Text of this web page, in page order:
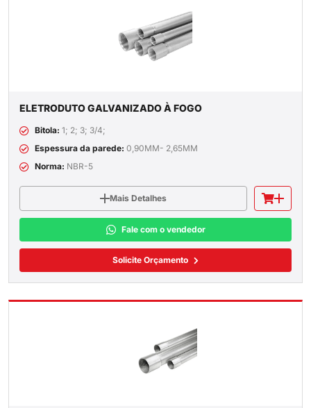
ELETRODUTO GALVANIZADO À FOGO
Bitola: 1; 2; 3; 3/4;
Espessura da parede: 0,90MM- 2,65MM
Norma: NBR-5
Mais Detalhes
Fale com o vendedor
Solicite Orçamento